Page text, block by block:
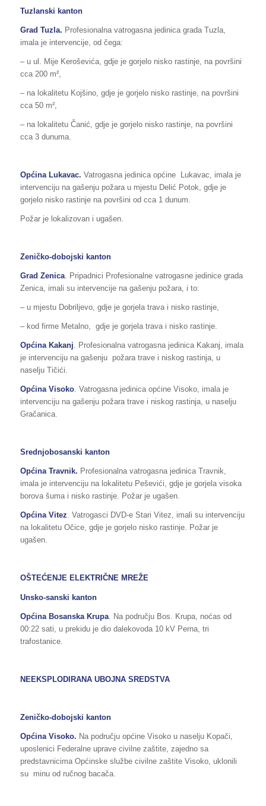
Tuzlanski kanton
Grad Tuzla. Profesionalna vatrogasna jedinica grada Tuzla,
imala je intervencije, od čega:
– u ul. Mije Keroševića, gdje je gorjelo nisko rastinje, na površini
cca 200 m²,
– na lokalitetu Kojšino, gdje je gorjelo nisko rastinje, na površini
cca 50 m²,
– na lokalitetu Čanić, gdje je gorjelo nisko rastinje, na površini
cca 3 dunuma.
Općina Lukavac. Vatrogasna jedinica općine Lukavac, imala je
intervenciju na gašenju požara u mjestu Delić Potok, gdje je
gorjelo nisko rastinje na površini od cca 1 dunum.
Požar je lokalizovan i ugašen.
Zeničko-dobojski kanton
Grad Zenica. Pripadnici Profesionalne vatrogasne jedinice grada
Zenica, imali su intervencije na gašenju požara, i to:
– u mjestu Dobriljevo, gdje je gorjela trava i nisko rastinje,
– kod firme Metalno, gdje je gorjela trava i nisko rastinje.
Općina Kakanj. Profesionalna vatrogasna jedinica Kakanj, imala
je intervenciju na gašenju požara trave i niskog rastinja, u
naselju Tičići.
Općina Visoko. Vatrogasna jedinica općine Visoko, imala je
intervenciju na gašenju požara trave i niskog rastinja, u naselju
Gračanica.
Srednjobosanski kanton
Općina Travnik. Profesionalna vatrogasna jedinica Travnik,
imala je intervenciju na lokalitetu Peševići, gdje je gorjela visoka
borova šuma i nisko rastinje. Požar je ugašen.
Općina Vitez. Vatrogasci DVD-e Stari Vitez, imali su intervenciju
na lokalitetu Očice, gdje je gorjelo nisko rastinje. Požar je
ugašen.
OŠTEĆENJE ELEKTRIČNE MREŽE
Unsko-sanski kanton
Općina Bosanska Krupa. Na području Bos. Krupa, noćas od
00:22 sati, u prekidu je dio dalekovoda 10 kV Perna, tri
trafostanice.
NEEKSPLODIRANA UBOJNA SREDSTVA
Zeničko-dobojski kanton
Općina Visoko. Na području općine Visoko u naselju Kopači,
uposlenici Federalne uprave civilne zaštite, zajedno sa
predstavnicima Općinske službe civilne zaštite Visoko, uklonili
su minu od ručnog bacača.